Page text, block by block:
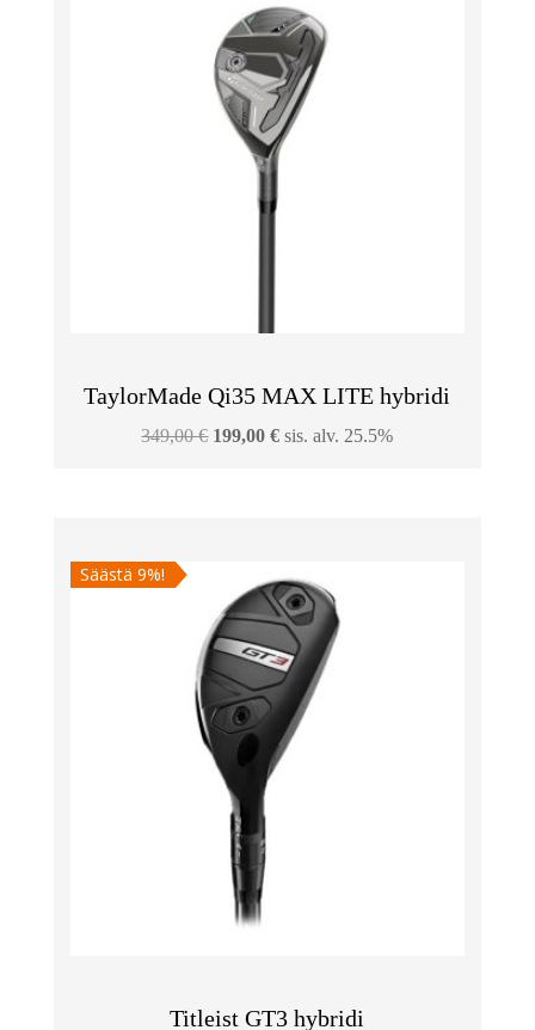
TaylorMade Qi35 MAX LITE hybridi
349,00€ Alkuperäinen
199,00€Nykyinen
sis. alv. 25.5%
Säästä 9%!
Titleist GT3 hybridi